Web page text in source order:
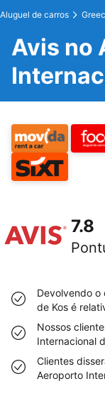
Aluguel de carros
Avis no
7.8
Devolvendo o
de Kos é
Nossos
Internacional
Clientes
Aeroporto